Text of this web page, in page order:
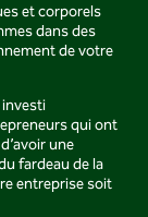
et corporels
dans des
de votre
qui ont
une
fardeau de la
entreprise soit